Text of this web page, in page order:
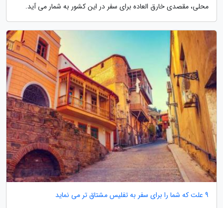
محلی، مقصدی خارق العاده برای سفر در این کشور به شمار می آید.
9 علت که شما را برای سفر به تفلیس مشتاق تر می نماید